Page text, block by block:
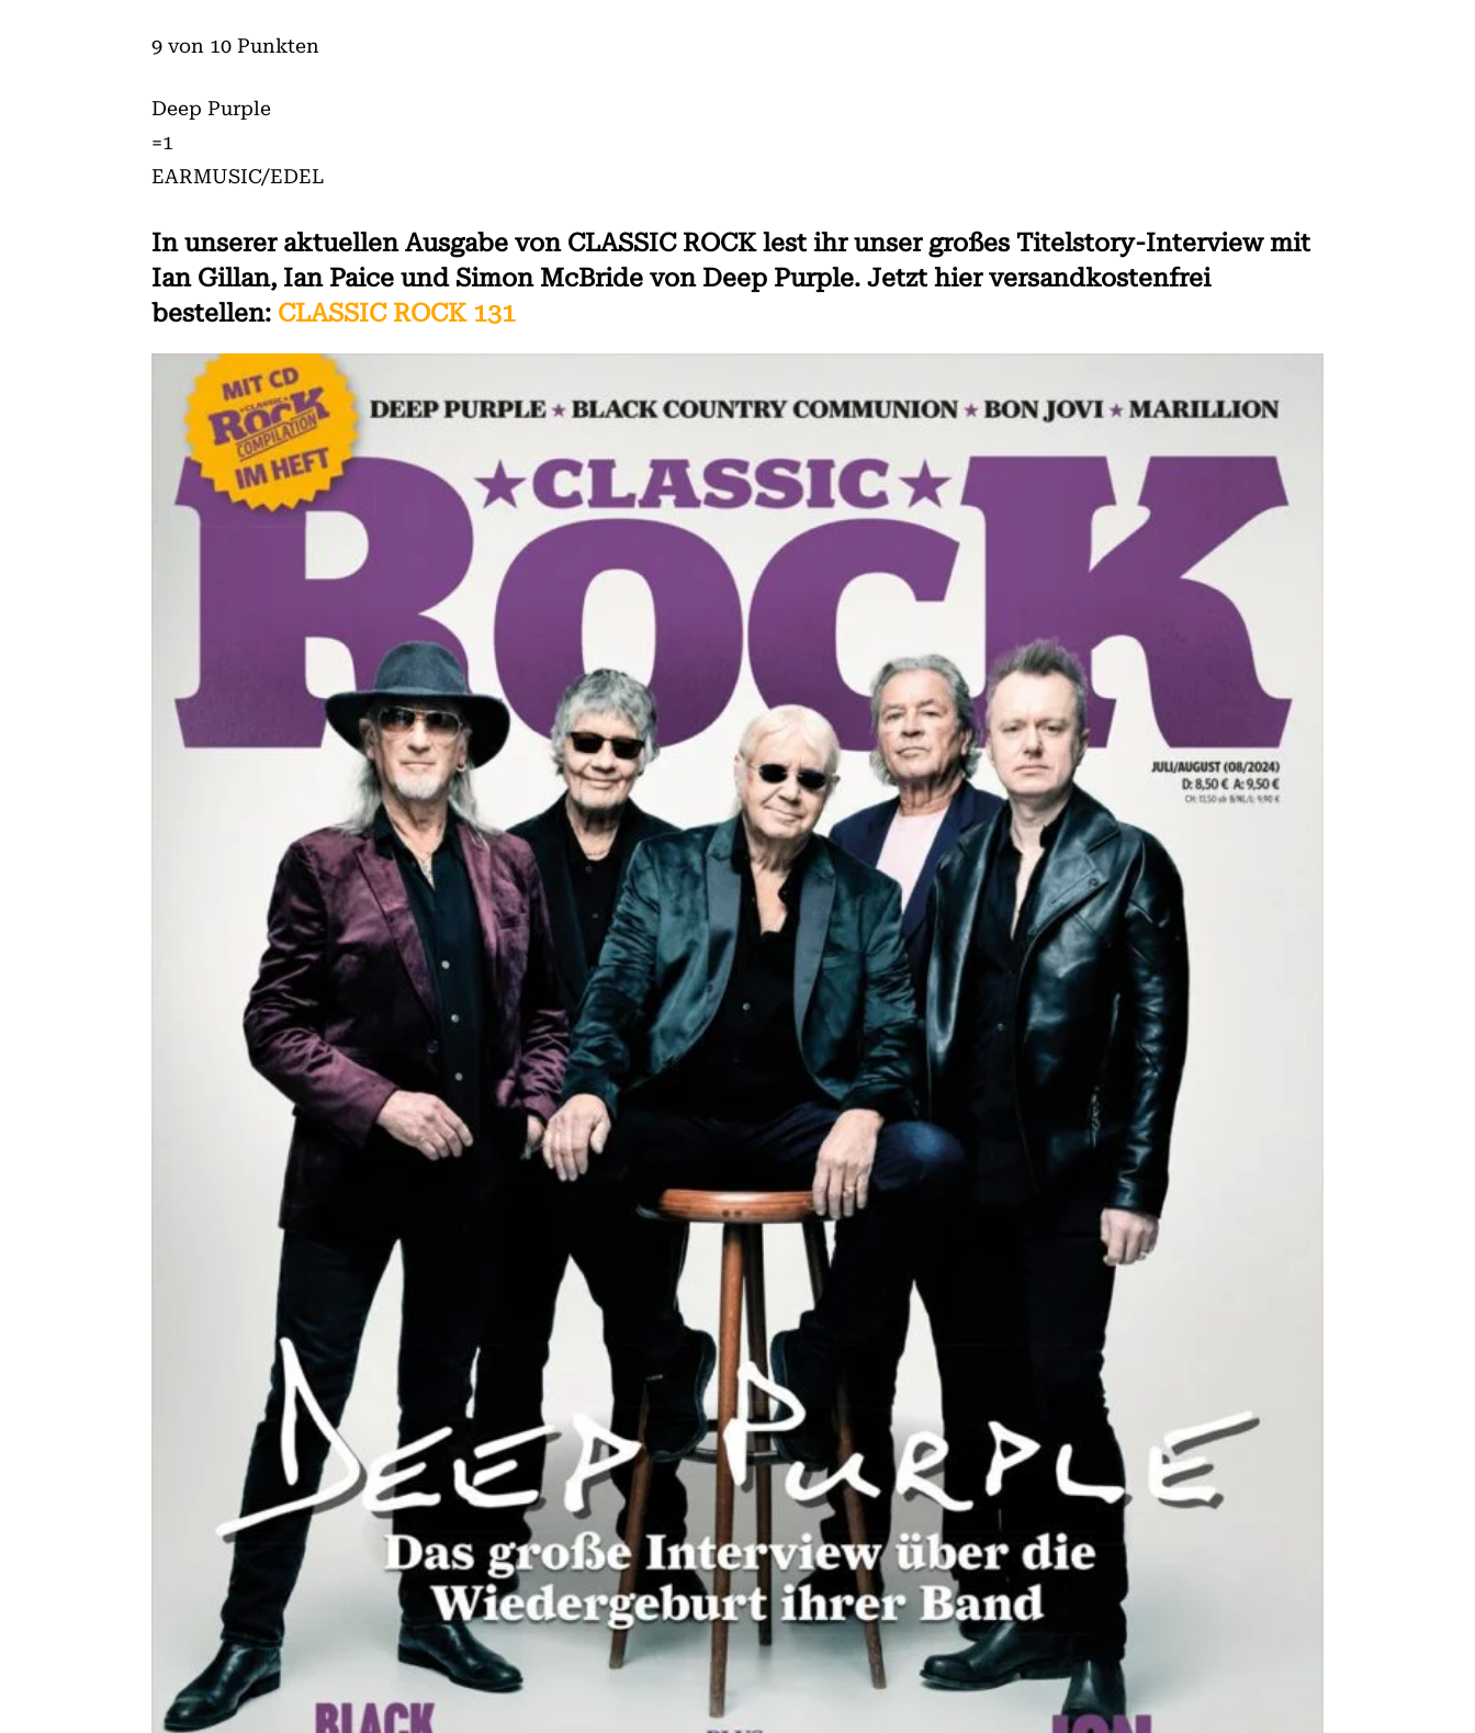
9 von 10 Punkten
Deep Purple
=1
EARMUSIC/EDEL
In unserer aktuellen Ausgabe von CLASSIC ROCK lest ihr unser großes Titelstory-Interview mit
Ian Gillan, Ian Paice und Simon McBride von Deep Purple. Jetzt hier versandkostenfrei
bestellen: CLASSIC ROCK 131